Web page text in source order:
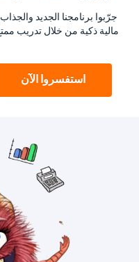
جرّبوا برنامجنا الجديد
مالية ذكية من خلال تدريب
استفسروا الآن